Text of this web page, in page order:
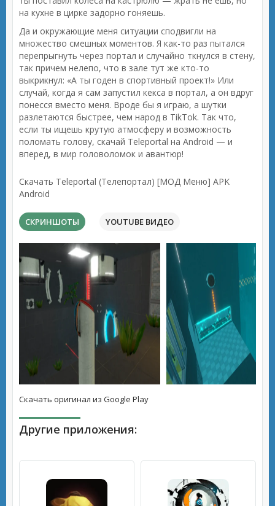
на кухне в цирке задорно гоняешь.
Да и окружающие меня ситуации сподвигли на
множество смешных моментов. Я как-то раз пытался
перепрыгнуть через портал и случайно ткнулся в стену,
так причем нелепо, что в зале тут же кто-то
выкрикнул: «А ты годен в спортивный проект!» Или
случай, когда я сам запустил кекса в портал, а он вдруг
понесся вместо меня. Вроде бы я играю, а шутки
разлетаются быстрее, чем народ в TikTok. Так что,
если ты ищешь крутую атмосферу и возможность
поломать голову, скачай Teleportal на Android — и
вперед, в мир головоломок и авантюр!
Скачать Teleportal (Телепортал) [МОД Меню] APK
Android
СКРИНШОТЫ YOUTUBE ВИДЕО
Скачать оригинал из Google Play
Другие приложения: